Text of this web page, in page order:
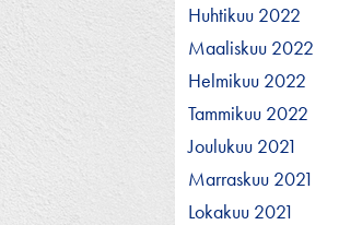
Huhtikuu 2022
Maaliskuu 2022
Helmikuu 2022
Tammikuu 2022
Joulukuu 2021
Marraskuu 2021
Lokakuu 2021